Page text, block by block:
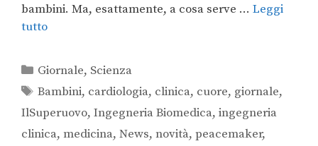
bambini. Ma, esattamente, a cosa serve … Leggi
tutto
Giornale, Scienza
Bambini, cardiologia, clinica, cuore, giornale,
IlSuperuovo, Ingegneria Biomedica, ingegneria
clinica, medicina, News, novità, peacemaker,